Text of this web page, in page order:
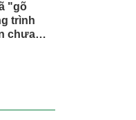
"gõ
trình
chưa